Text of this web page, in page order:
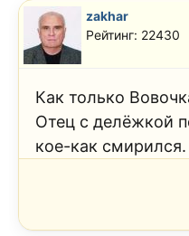
zakhar
Рейтинг: 22430
Как только
Отец с делёжкой
кое-как смирился.